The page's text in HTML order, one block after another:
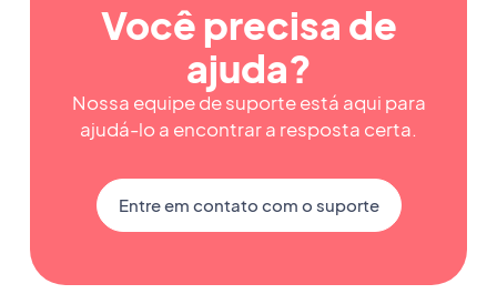
Você precisa de
ajuda?
Nossa equipe de suporte está aqui para
ajudá-lo a encontrar a resposta certa.
Entre em contato com o suporte